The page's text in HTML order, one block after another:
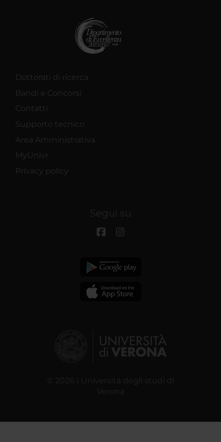
Dottorati di ricerca
Bandi e Concorsi
Contatti
Supporto tecnico
Area Amministrativa
MyUnivr
Privacy policy
Segui su
© 2026 | Università degli studi di
Verona